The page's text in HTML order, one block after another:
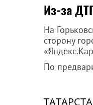
Из-за
На
сторону
По